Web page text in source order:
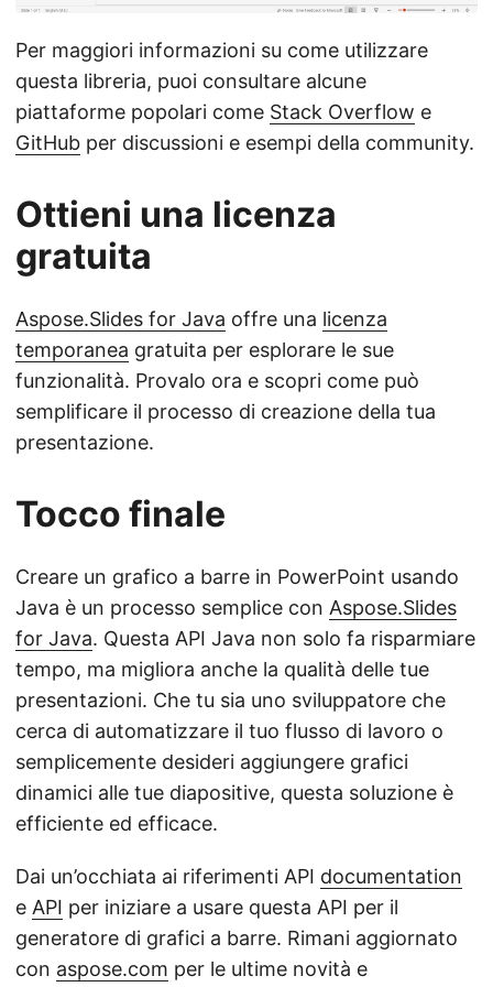
Per maggiori informazioni su come utilizzare
questa libreria, puoi consultare alcune
piattaforme popolari come Stack Overflow e
GitHub per discussioni e esempi della community.
Ottieni una licenza
gratuita
Aspose.Slides for Java offre una licenza
temporanea gratuita per esplorare le sue
funzionalità. Provalo ora e scopri come può
semplificare il processo di creazione della tua
presentazione.
Tocco finale
Creare un grafico a barre in PowerPoint usando
Java è un processo semplice con Aspose.Slides
for Java. Questa API Java non solo fa risparmiare
tempo, ma migliora anche la qualità delle tue
presentazioni. Che tu sia uno sviluppatore che
cerca di automatizzare il tuo flusso di lavoro o
semplicemente desideri aggiungere grafici
dinamici alle tue diapositive, questa soluzione è
efficiente ed efficace.
Dai un’occhiata ai riferimenti API documentation
e API per iniziare a usare questa API per il
generatore di grafici a barre. Rimani aggiornato
con aspose.com per le ultime novità e